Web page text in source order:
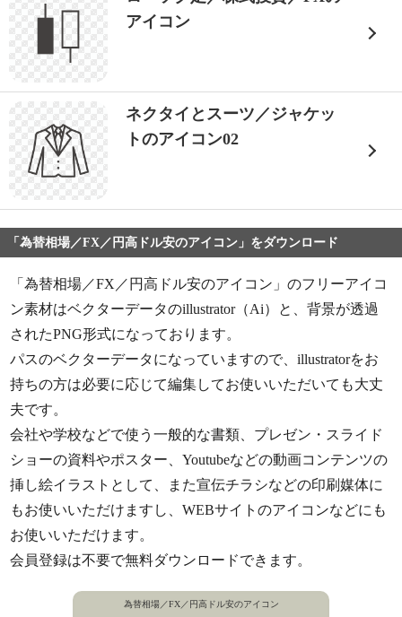
アイコン
ネクタイとスーツ／ジャケッ
トのアイコン02
「為替相場／FX／円高ドル安のアイコン」をダウンロード
「為替相場／FX／円高ドル安のアイコン」のフリーアイコ
ン素材はベクターデータのillustrator（Ai）と、背景が透過
されたPNG形式になっております。
パスのベクターデータになっていますので、illustratorをお
持ちの方は必要に応じて編集してお使いいただいても大丈
夫です。
会社や学校などで使う一般的な書類、プレゼン・スライド
ショーの資料やポスター、Youtubeなどの動画コンテンツの
挿し絵イラストとして、また宣伝チラシなどの印刷媒体に
もお使いいただけますし、WEBサイトのアイコンなどにも
お使いいただけます。
会員登録は不要で無料ダウンロードできます。
為替相場／FX／円高ドル安のアイコン